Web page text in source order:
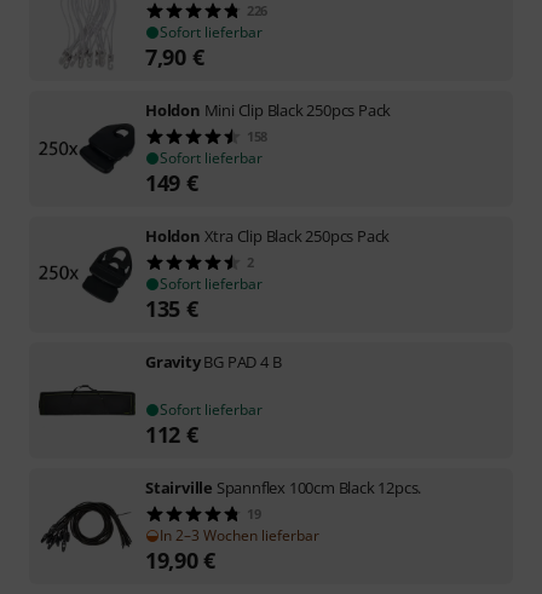
226
Sofort lieferbar
7,90 €
Holdon Mini Clip Black 250pcs Pack
158
Sofort lieferbar
149 €
Holdon Xtra Clip Black 250pcs Pack
2
Sofort lieferbar
135 €
GravityBG PAD 4 B
Sofort lieferbar
112 €
Stairville Spannflex 100cm Black 12pcs.
19
In 2–3 Wochen lieferbar
19,90€